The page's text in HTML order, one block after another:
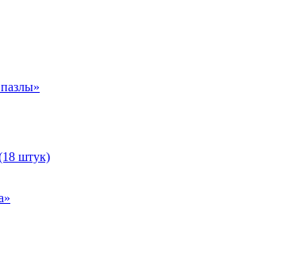
штук)